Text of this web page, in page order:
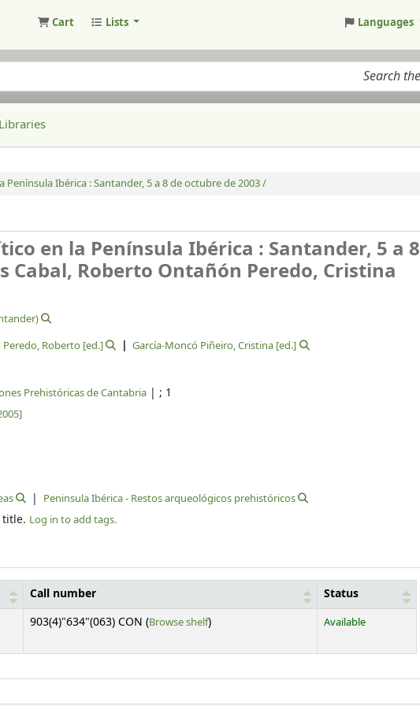
Cart Lists Languages
Libraries
Ibérica : Santander, 5 a 8 de octubre de 2003 /
en la Península Ibérica : Santander, 5 a 8
Cabal, Roberto Ontañón Peredo, Cristina
Roberto[ed.] García-Moncó Piñeiro, Cristina [ed.]
Prehistóricas de Cantabria | ; 1
Peninsula Ibérica - Restos arqueológicos prehistóricos
Log in to add tags.
Call number Status
903(4)"634"(063) CON (Browse shelf(Opens below)
) Available